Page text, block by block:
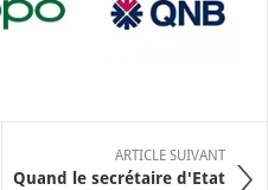
ARTICLE SUIVANT
Quand le secrétaire d'Etat